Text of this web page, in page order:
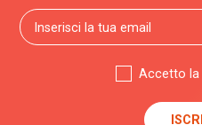
Accetto la